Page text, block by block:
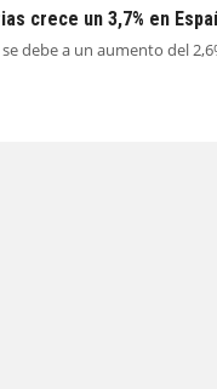
crece un 3,7% en
debe a un aumento del